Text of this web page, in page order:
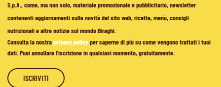
S.p.A., come, ma non solo, materiale promozionale e pubblicitario, newsletter
contenenti aggiornamenti sulle novità del sito web, ricette, menù, consigli
nutrizionali e altre notizie sul mondo Biraghi.
Consulta la nostraprivacy policyper saperne di più su come vengono trattati i tuoi
dati. Puoi annullare l'iscrizione in qualsiasi momento, gratuitamente.